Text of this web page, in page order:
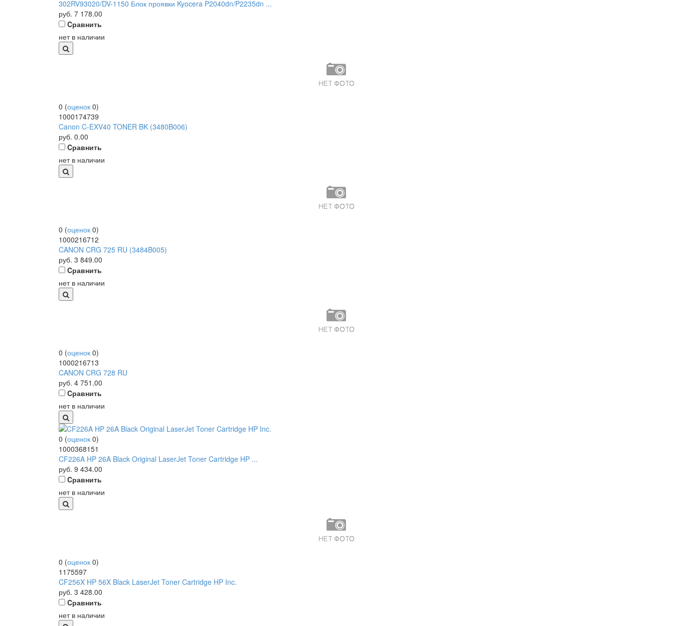
302RV93020/DV-1150 Блок проявки Kyocera P2040dn/P2235dn ...
руб. 7 178.00
Cравнить
нет в наличии
0 (оценок 0)
1000174739
Canon C-EXV40 TONER BK (3480B006)
руб. 0.00
Cравнить
нет в наличии
0 (оценок 0)
1000216712
CANON CRG 725 RU (3484B005)
руб. 3 849.00
Cравнить
нет в наличии
0 (оценок 0)
1000216713
CANON CRG 728 RU
руб. 4 751.00
Cравнить
нет в наличии
0 (оценок 0)
1000368151
CF226A HP 26A Black Original LaserJet Toner Cartridge HP ...
руб. 9 434.00
Cравнить
нет в наличии
0 (оценок 0)
1175597
CF256X HP 56X Black LaserJet Toner Cartridge HP Inc.
руб. 3 428.00
Cравнить
нет в наличии